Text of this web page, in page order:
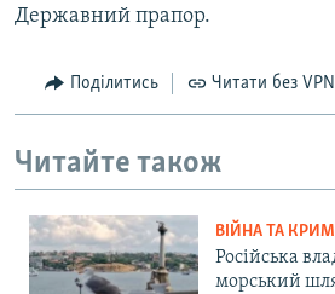
Державний прапор.
Поділитись Читати без VPN
Читайте також
ВІЙНА ТА КРИМ
Російська
морський